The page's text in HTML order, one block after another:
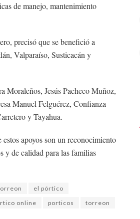
de manejo, mantenimiento
precisó que se benefició a
Valparaíso, Susticacán y
Moraleños, Jesús Pacheco Muñoz,
Manuel Felguérez, Confianza
y Tayahua.
apoyos son un reconocimiento
y de calidad para las familias
el pórtico
online porticos
torreon